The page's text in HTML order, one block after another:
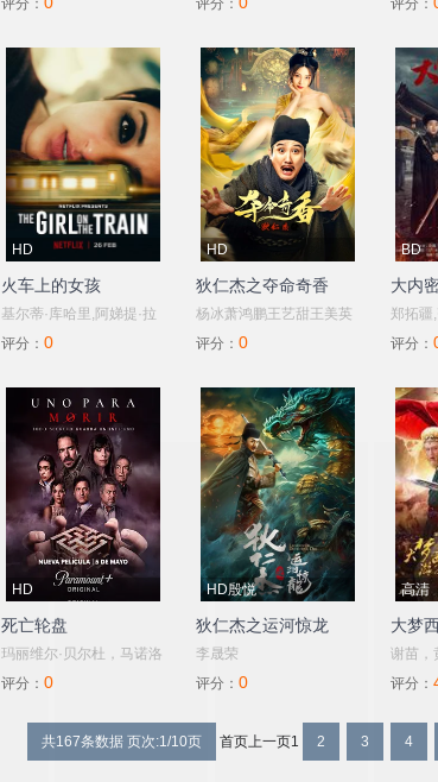
曼,Athulya,Thrigun
评分： 评分：
瓦
诺埃
希纳,
卡
评分：
HD
火车上的女孩
基尔蒂·库哈里,阿娣提·拉
奥·希达里,帕丽莱蒂·曹帕
珀泰尔,Avinash,Tiwary,泰
·赫尔利,李·尼古拉斯·哈里
斯,Nina,Kumar,Persephone,Hulewicz,Jamie,Lee-
Hill,Sammy,Jonas,Heaney,Rene,Costa,Sara,Latif,Richie,Lawrie,
科斯米娜·玛丽亚
评分： 0
HD
狄仁杰之夺命奇香
杨冰萧鸿鹏王艺甜王美英
评分： 0
BD
大内
郑拓疆
冰
评分：
HD
死亡轮盘
玛丽维尔·贝尔杜，马诺洛
·卡多纳，阿德里安娜·帕
评分： 0
HD殷悦
狄仁杰之运河惊龙
李晟荣
评分： 0
高清
大梦
谢苗，
九孔
评分：
共167条数据 页次:1/10页 首页上一页1 2 3 4